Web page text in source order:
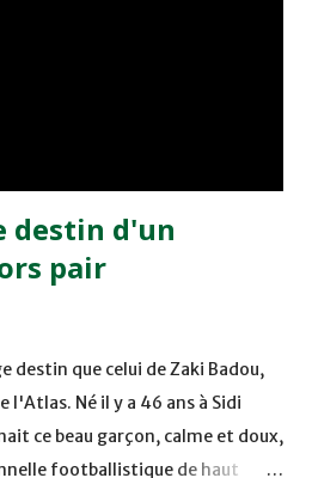
destin d'un
pair
destin que celui de Zaki Badou,
l'Atlas. Né il y a 46 ans à Sidi
ce beau garçon, calme et doux,
footballistique de haut